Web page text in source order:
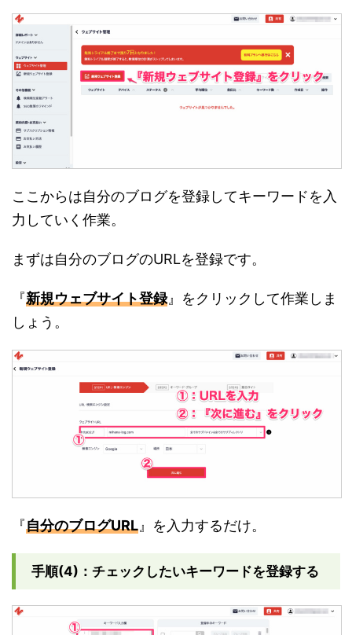
ここからは自分のブログを登録してキーワードを入
力していく作業。
まずは自分のブログのURLを登録です。
『新規ウェブサイト登録』をクリックして作業しま
しょう。
『自分のブログURL 』を入力するだけ。
手順(4)：チェックしたいキーワードを登録する